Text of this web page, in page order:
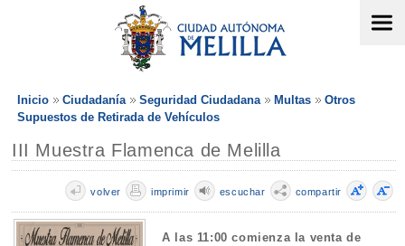
Inicio Ciudadanía Seguridad Ciudadana Multas
Otros
Supuestos de Retirada de Vehículos
III Muestra Flamenca de Melilla
compartir
escuchar
imprimir
volver
A las 11:00 comienza la venta de